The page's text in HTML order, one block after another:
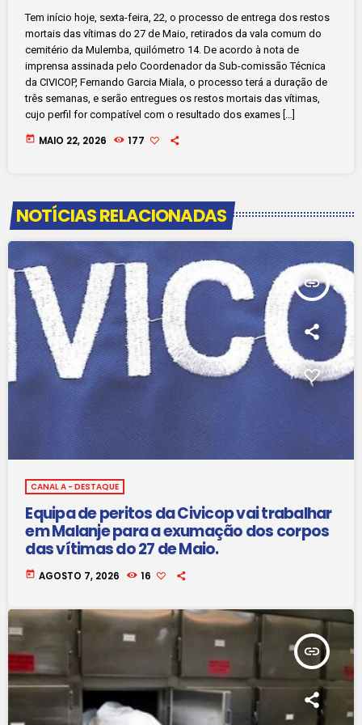
Mulemba
Tem início hoje, sexta-feira, 22, o processo de entrega dos restos
mortais das vítimas do 27 de Maio, retirados da vala comum do
cemitério da Mulemba, quilómetro 14. De acordo à nota de
imprensa assinada pelo Coordenador da Sub-comissão Técnica
da CIVICOP, Fernando Garcia Miala, o processo terá a duração de
três semanas, e serão entregues os restos mortais das vítimas,
cujo perfil for compatível com o resultado dos exames […]
today MAIO 22, 2026 177
NOTÍCIAS RELACIONADAS
insert_link
CANAL A - DESTAQUE
Equipa de peritos da Civicop vai trabalhar
em Malanje para a exumação dos corpos
das vítimas do 27 de Maio.
today AGOSTO 7, 2026 16
insert_link